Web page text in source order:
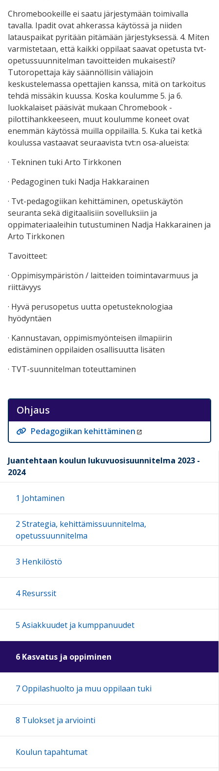
Chromebookeille ei saatu järjestymään toimivalla
tavalla. Ipadit ovat ahkerassa käytössä ja niiden
latauspaikat pyritään pitämään järjestyksessä. 4. Miten
varmistetaan, että kaikki oppilaat saavat opetusta tvt-
opetussuunnitelman tavoitteiden mukaisesti?
Tutoropettaja käy säännöllisin väliajoin
keskustelemassa opettajien kanssa, mitä on tarkoitus
tehdä missäkin kuussa. Koska koulumme 5. ja 6.
luokkalaiset pääsivät mukaan Chromebook -
pilottihankkeeseen, muut koulumme koneet ovat
enemmän käytössä muilla oppilailla. 5. Kuka tai ketkä
koulussa vastaavat seuraavista tvt:n osa-alueista:
· Tekninen tuki Arto Tirkkonen
· Pedagoginen tuki Nadja Hakkarainen
· Tvt-pedagogiikan kehittäminen, opetuskäytön
seuranta sekä digitaalisiin sovelluksiin ja
oppimateriaaleihin tutustuminen Nadja Hakkarainen ja
Arto Tirkkonen
Tavoitteet:
· Oppimisympäristön / laitteiden toimintavarmuus ja
riittävyys
· Hyvä perusopetus uutta opetusteknologiaa
hyödyntäen
· Kannustavan, oppimismyönteisen ilmapiirin
edistäminen oppilaiden osallisuutta lisäten
· TVT-suunnitelman toteuttaminen
Ohjaus
Pedagogiikan kehittäminen
Juantehtaan koulun lukuvuosisuunnitelma 2023 -
2024
1 Johtaminen
2 Strategia, kehittämissuunnitelma,
opetussuunnitelma
3 Henkilöstö
4 Resurssit
5 Asiakkuudet ja kumppanuudet
6 Kasvatus ja oppiminen
7 Oppilashuolto ja muu oppilaan tuki
8 Tulokset ja arviointi
Koulun tapahtumat